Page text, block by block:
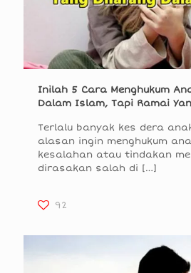
Inilah 5 Cara Menghukum
Dalam Islam, Tapi Ramai
Terlalu banyak kes dera
alasan ingin menghukum
kesalahan atau tindakan
dirasakan salah di […]
92